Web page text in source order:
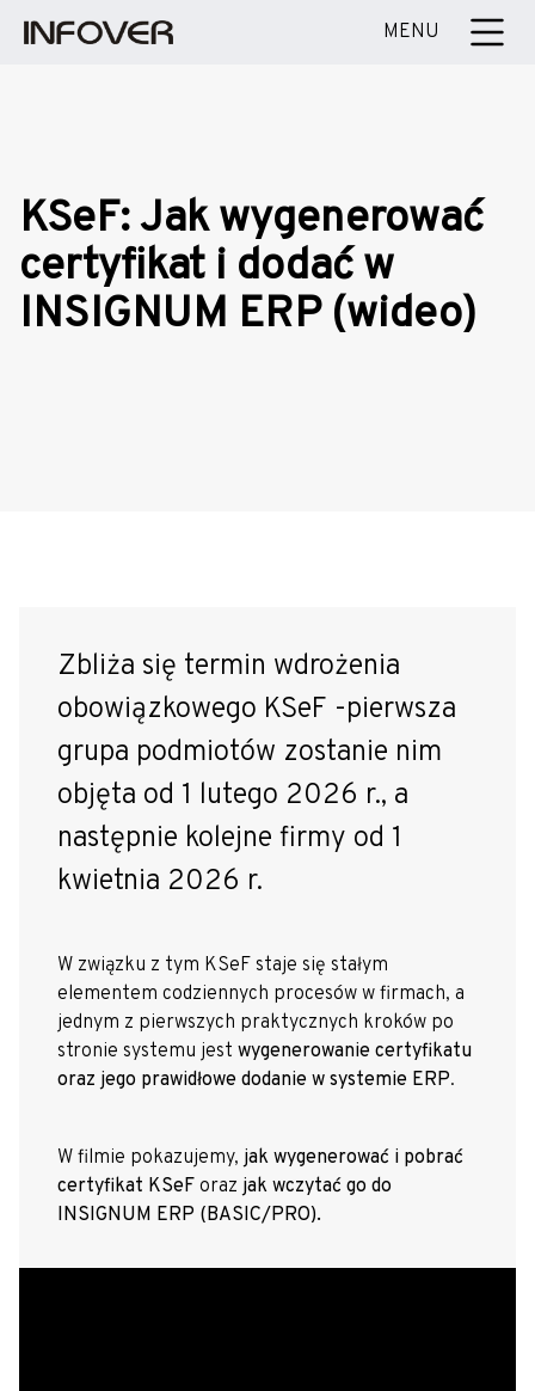
MENU
KSeF: Jak wygenerować
certyfikat i dodać w
INSIGNUM ERP (wideo)
Zbliża się termin wdrożenia
obowiązkowego KSeF -pierwsza
grupa podmiotów zostanie nim
objęta od 1 lutego 2026 r., a
następnie kolejne firmy od 1
kwietnia 2026 r.
W związku z tym KSeF staje się stałym
elementem codziennych procesów w firmach, a
jednym z pierwszych praktycznych kroków po
stronie systemu jest wygenerowanie certyfikatu
oraz jego prawidłowe dodanie w systemie ERP.
W filmie pokazujemy, jak wygenerować i pobrać
certyfikat KSeF oraz jak wczytać go do
INSIGNUM ERP (BASIC/PRO).